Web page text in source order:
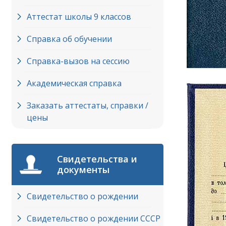
Аттестат школы 9 классов
Справка об обучении
Справка-вызов на сессию
Академическая справка
Заказать аттестаты, справки /
цены
Свидетельства и
документы
Свидетельство о рождении
Свидетельство о рождении СССР